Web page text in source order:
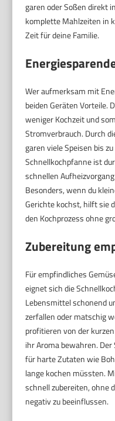
garen oder Soßen direkt
komplette Mahlzeiten in
Zeit für deine Familie.
Wer aufmerksam mit
beiden Geräten Vorteile.
weniger Kochzeit und
Stromverbrauch. Durch
garen viele Speisen bis
Schnellkochpfanne ist
schnellen
Besonders, wenn du
Gerichte kochst, hilft sie
den Kochprozess ohne
Zubereitung
Für empfindliches
eignet sich die
Lebensmittel schonend
zerfallen oder matschig
profitieren von der
ihr Aroma bewahren.
für harte Zutaten wie
lange kochen müssten.
schnell zubereiten, ohne
negativ zu beeinflussen.